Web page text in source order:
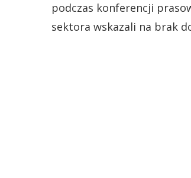
podczas konferencji
sektora wskazali na brak